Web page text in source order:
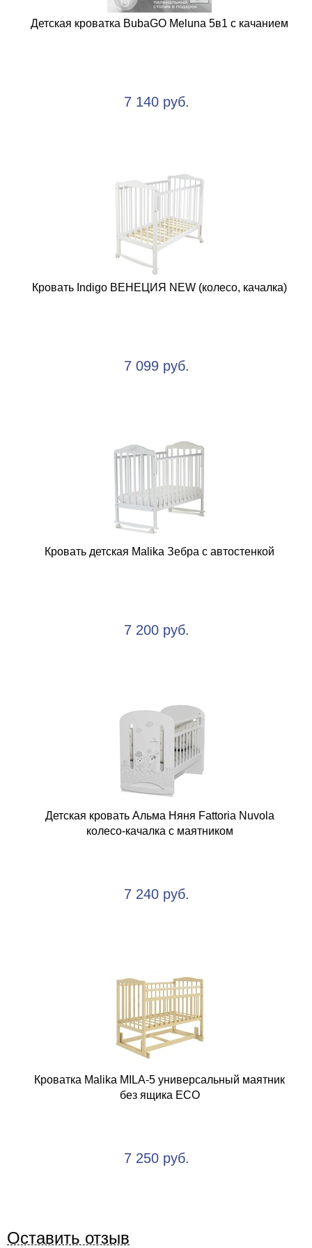
Детская кроватка BubaGO Meluna 5в1 с качанием
7 140 руб.
Кровать Indigo ВЕНЕЦИЯ NEW (колесо, качалка)
7 099 руб.
Кровать детская Malika Зебра с автостенкой
7 200 руб.
Детская кровать Альма Няня Fattoria Nuvola
колесо-качалка с маятником
7 240 руб.
Кроватка Malika MILA-5 универсальный маятник
без ящика ECO
7 250 руб.
Оставить отзыв